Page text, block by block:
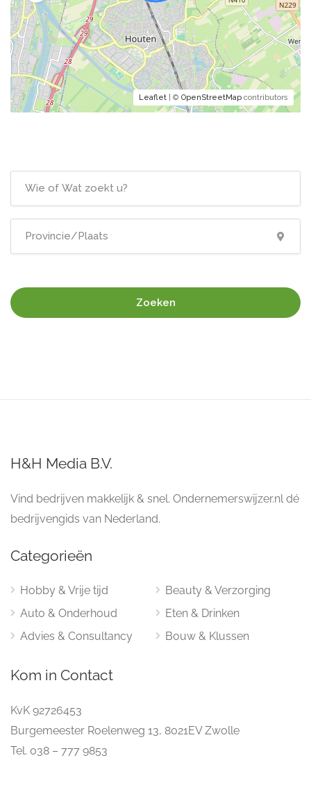
Leaflet | © OpenStreetMap contributors
Zoeken
H&H Media B.V.
Vind bedrijven makkelijk & snel. Ondernemerswijzer.nl dé
bedrijvengids van Nederland.
Categorieën
Hobby & Vrije tijd
Auto & Onderhoud
Advies & Consultancy
Beauty & Verzorging
Eten & Drinken
Bouw & Klussen
Kom in Contact
KvK 92726453
Burgemeester Roelenweg 13, 8021EV Zwolle
Tel. 038 – 777 9853